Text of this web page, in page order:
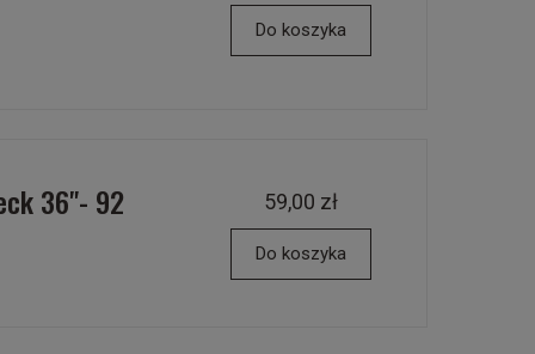
Do koszyka
36"- 92
59,00 zł
Do koszyka